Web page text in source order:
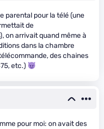
parental pour la télé (une
de
on arrivait quand même à
dans la chambre
des chaines
etc.)
pour moi: on avait des